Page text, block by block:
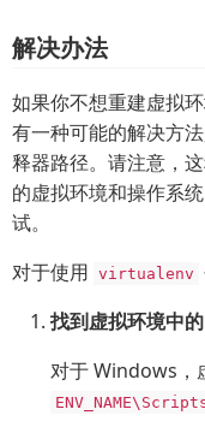
解决办法
如果你不想重建虚拟
有一种可能的解决方
释器路径。请注意，
的虚拟环境和操作系
试。
对于使用 virtualenv
找到虚拟环境中
对于 Windows，